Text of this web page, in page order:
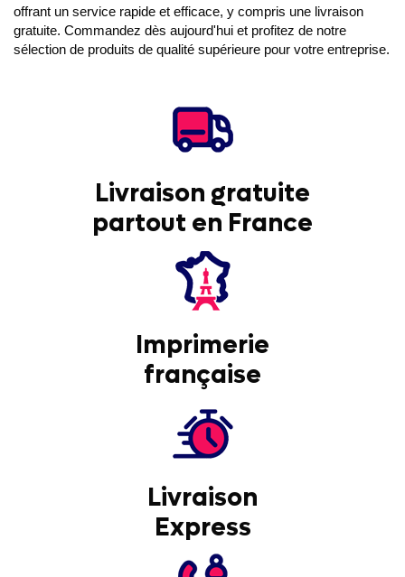
offrant un service rapide et efficace, y compris une livraison
gratuite. Commandez dès aujourd'hui et profitez de notre
sélection de produits de qualité supérieure pour votre entreprise.
Livraison gratuite
partout en France
Imprimerie
française
Livraison
Express